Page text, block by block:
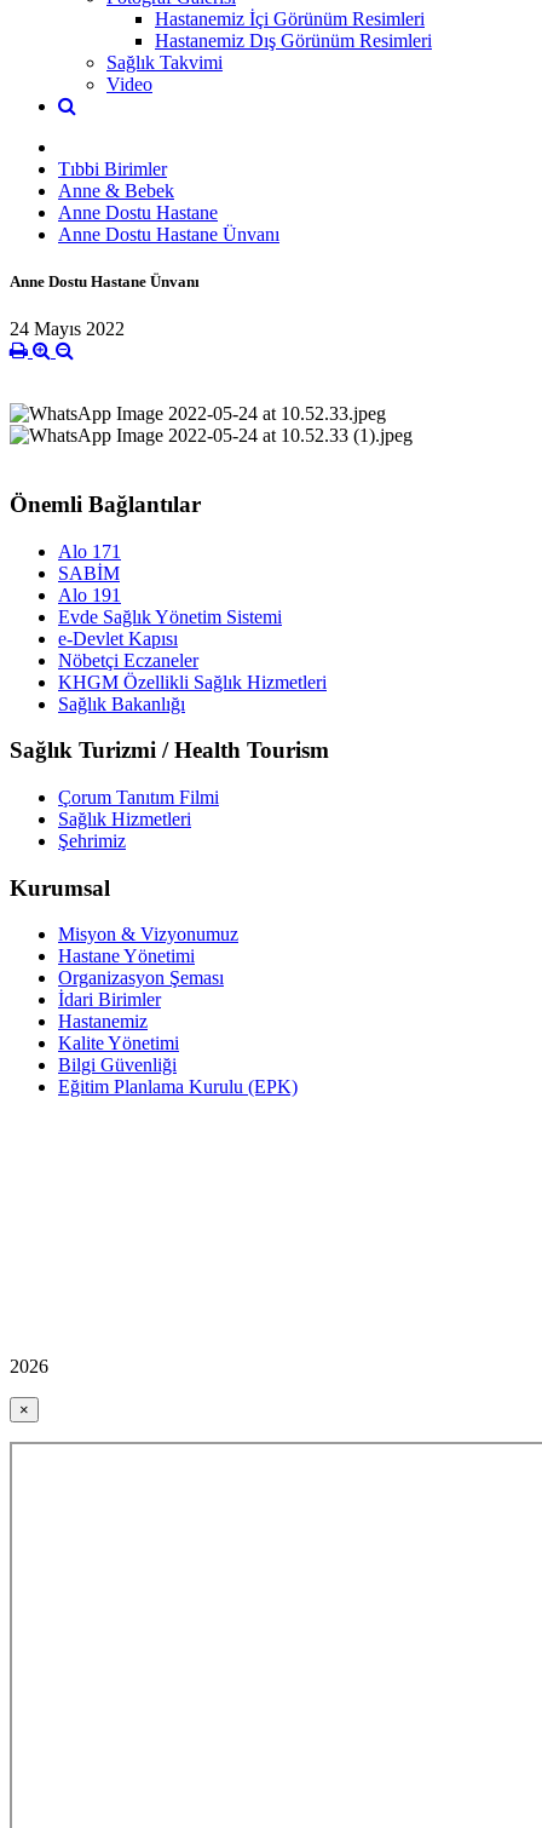
Hastanemiz İçi Görünüm Resimleri
Hastanemiz Dış Görünüm Resimleri
Sağlık Takvimi
Video
Tıbbi Birimler
Anne & Bebek
Anne Dostu Hastane
Anne Dostu Hastane Ünvanı
Anne Dostu Hastane Ünvanı
24 Mayıs 2022
Önemli Bağlantılar
Alo 171
SABİM
Alo 191
Evde Sağlık Yönetim Sistemi
e-Devlet Kapısı
Nöbetçi Eczaneler
KHGM Özellikli Sağlık Hizmetleri
Sağlık Bakanlığı
Sağlık Turizmi / Health Tourism
Çorum Tanıtım Filmi
Sağlık Hizmetleri
Şehrimiz
Kurumsal
Misyon & Vizyonumuz
Hastane Yönetimi
Organizasyon Şeması
İdari Birimler
Hastanemiz
Kalite Yönetimi
Bilgi Güvenliği
Eğitim Planlama Kurulu (EPK)
2026
×